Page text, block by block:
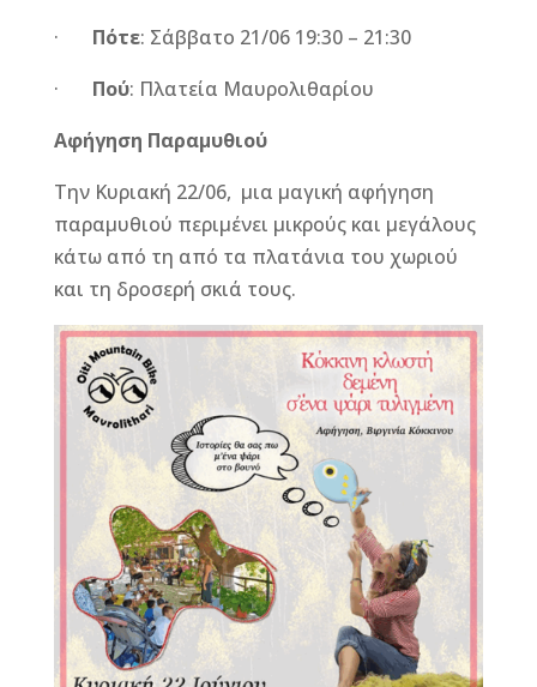
· Πότε: Σάββατο 21/06 19:30 – 21:30
· Πού: Πλατεία Μαυρολιθαρίου
Αφήγηση Παραμυθιού
Την Κυριακή 22/06, μια μαγική αφήγηση
παραμυθιού περιμένει μικρούς και μεγάλους
κάτω από τη από τα πλατάνια του χωριού
και τη δροσερή σκιά τους.